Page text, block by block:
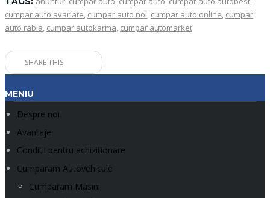
cumpar auto avariate, cumpar auto noi, cumpar auto online, cumpar
auto rabla, cumpar autokarma, cumpar automarket
SHARE THIS
MENIU
Despre noi
Avantaje
Conditii pentru achizitionare
Cumparam Autovehicule
Cumparam Masini